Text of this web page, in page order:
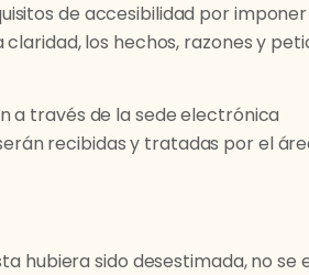
de accesibilidad por
los hechos, razones y
a través de la sede electrónica
recibidas y tratadas por el
hubiera sido desestimada, no